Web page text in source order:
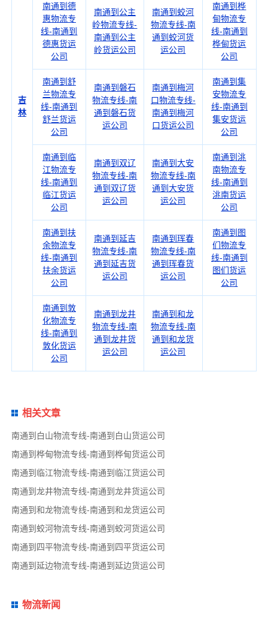
吉
林
南通到德
惠物流专
线-南通到
德惠货运
公司
南通到公主
岭物流专线-
南通到公主
岭货运公司
南通到蛟河
物流专线-南
通到蛟河货
运公司
南通到桦
甸物流专
线-南通到
桦甸货运
公司
南通到舒
兰物流专
线-南通到
舒兰货运
公司
南通到磐石
物流专线-南
通到磐石货
运公司
南通到梅河
口物流专线-
南通到梅河
口货运公司
南通到集
安物流专
线-南通到
集安货运
公司
南通到临
江物流专
线-南通到
临江货运
公司
南通到双辽
物流专线-南
通到双辽货
运公司
南通到大安
物流专线-南
通到大安货
运公司
南通到洮
南物流专
线-南通到
洮南货运
公司
南通到扶
余物流专
线-南通到
扶余货运
公司
南通到延吉
物流专线-南
通到延吉货
运公司
南通到珲春
物流专线-南
通到珲春货
运公司
南通到图
们物流专
线-南通到
图们货运
公司
南通到敦
化物流专
线-南通到
敦化货运
公司
南通到龙井
物流专线-南
通到龙井货
运公司
南通到和龙
物流专线-南
通到和龙货
运公司
相关文章
南通到白山物流专线-南通到白山货运公司
南通到桦甸物流专线-南通到桦甸货运公司
南通到临江物流专线-南通到临江货运公司
南通到龙井物流专线-南通到龙井货运公司
南通到和龙物流专线-南通到和龙货运公司
南通到蛟河物流专线-南通到蛟河货运公司
南通到四平物流专线-南通到四平货运公司
南通到延边物流专线-南通到延边货运公司
物流新闻